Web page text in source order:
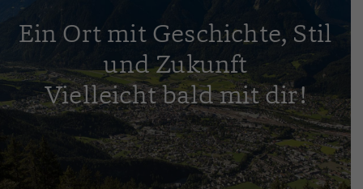
Ein Ort mit Geschichte, Stil
und Zukunft
Vielleicht bald mit dir!